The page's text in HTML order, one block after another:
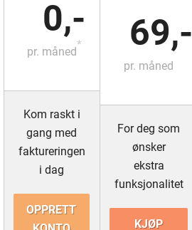
0,-
pr. måned
*
Kom raskt i
gang med
faktureringen
i dag
OPPRETT
69,-
pr. måned
For deg som
ønsker
ekstra
funksjonalitet
KJØP